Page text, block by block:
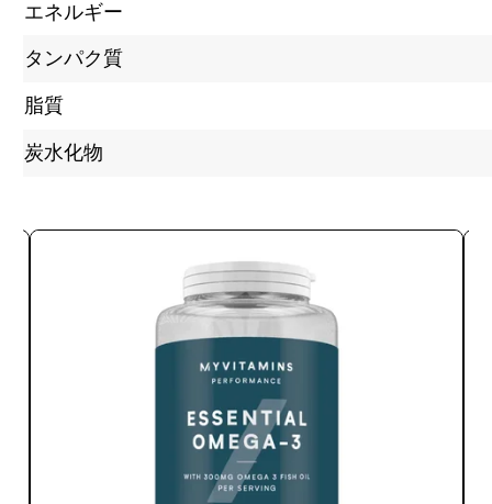
エネルギー
タンパク質
脂質
炭水化物